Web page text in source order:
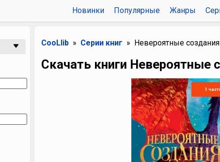
Новинки Популярные Жанры
CooLlib Серии книг Невероятные создания
Скачать книги Невероятные
1